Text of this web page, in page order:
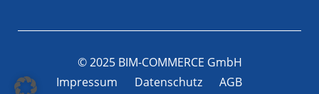
© 2025 BIM-COMMERCE GmbH
Impressum
Datenschutz AGB